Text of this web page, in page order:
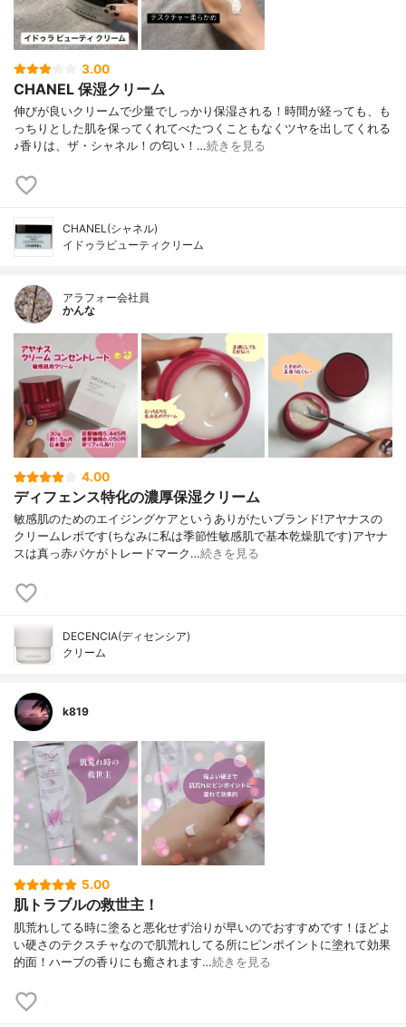
3.00
CHANEL 保湿クリーム
伸びが良いクリームで少量でしっかり保湿される！時間が経っても、も
っちりとした肌を保ってくれてべたつくこともなくツヤを出してくれる
♪香りは、ザ・シャネル！の匂い！…続きを見る
CHANEL(シャネル)
イドゥラビューティクリーム
アラフォー会社員
かんな
4.00
ディフェンス特化の濃厚保湿クリーム
敏感肌のためのエイジングケアというありがたいブランド!アヤナスの
クリームレポです(ちなみに私は季節性敏感肌で基本乾燥肌です)アヤナ
スは真っ赤パケがトレードマーク…続きを見る
DECENCIA(ディセンシア)
クリーム
k819
5.00
肌トラブルの救世主！
肌荒れしてる時に塗ると悪化せず治りが早いのでおすすめです！ほどよ
い硬さのテクスチャなので肌荒れしてる所にピンポイントに塗れて効果
的面！ハーブの香りにも癒されます…続きを見る